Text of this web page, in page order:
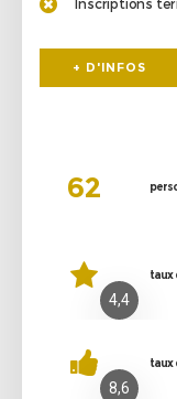
Inscriptions
+ D'INFOS
62
4,4
taux
8,6
taux